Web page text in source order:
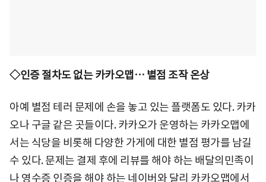
◇인증 절차도 없는 카카오맵… 별점 조작 온상
아예 별점 테러 문제에 손을 놓고 있는 플랫폼도 있다. 카카
오나 구글 같은 곳들이다. 카카오가 운영하는 카카오맵에
서는 식당을 비롯해 다양한 가게에 대한 별점 평가를 남길
수 있다. 문제는 결제 후에 리뷰를 해야 하는 배달의민족이
나 영수증 인증을 해야 하는 네이버와 달리 카카오맵에서